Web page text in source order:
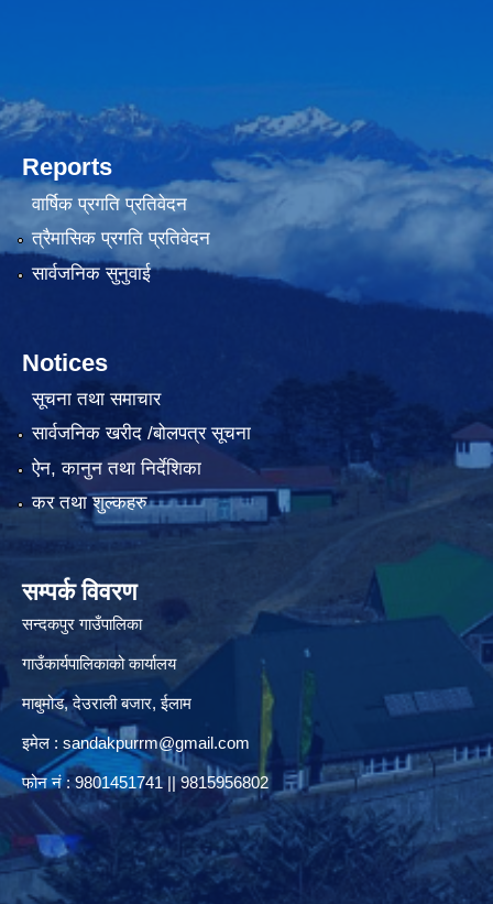
Reports
वार्षिक प्रगति प्रतिवेदन
त्रैमासिक प्रगति प्रतिवेदन
सार्वजनिक सुनुवाई
Notices
सूचना तथा समाचार
सार्वजनिक खरीद /बोलपत्र सूचना
ऐन, कानुन तथा निर्देशिका
कर तथा शुल्कहरु
सम्पर्क विवरण
सन्दकपुर गाउँपालिका
गाउँकार्यपालिकाको कार्यालय
माबुमोड, देउराली बजार, ईलाम
इमेल : sandakpurrm@gmail.com
फोन नं : 9801451741 || 9815956802